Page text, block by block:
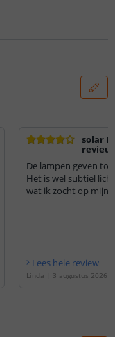
solar
De lampen geven
Het is wel subtiel
wat ik zocht op mijn
Lees hele review
Linda | 3 augustus 2026